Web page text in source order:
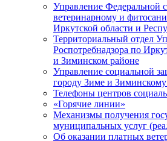
Управление Федеральной
ветеринарному и
Иркутской области и
Территориальный отдел
Роспотребнадзора по
и Зиминском районе
Управление социальной
городу Зиме и
Телефоны центров
«Горячие линии»
Механизмы получения
муниципальных услуг
Об оказании платных